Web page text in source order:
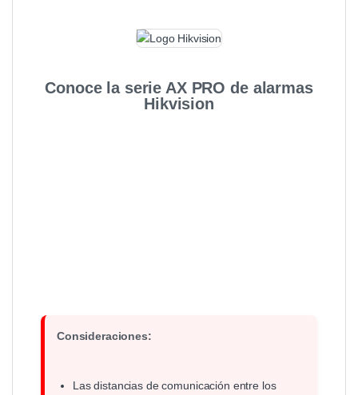
Conoce la serie AX PRO de alarmas
Hikvision
Consideraciones:
Las distancias de comunicación entre los